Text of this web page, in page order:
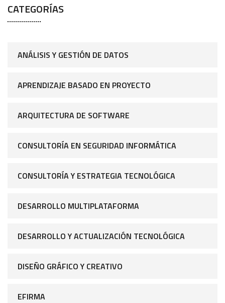
CATEGORÍAS
ANÁLISIS Y GESTIÓN DE DATOS
APRENDIZAJE BASADO EN PROYECTO
ARQUITECTURA DE SOFTWARE
CONSULTORÍA EN SEGURIDAD INFORMÁTICA
CONSULTORÍA Y ESTRATEGIA TECNOLÓGICA
DESARROLLO MULTIPLATAFORMA
DESARROLLO Y ACTUALIZACIÓN TECNOLÓGICA
DISEÑO GRÁFICO Y CREATIVO
EFIRMA